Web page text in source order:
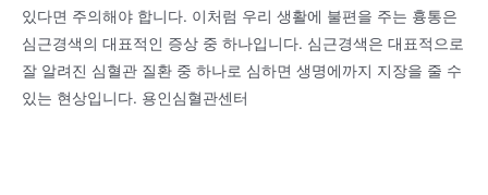
있다면 주의해야 합니다. 이처럼 우리 생활에 불편을 주는 흉통은
심근경색의 대표적인 증상 중 하나입니다. 심근경색은 대표적으로
잘 알려진 심혈관 질환 중 하나로 심하면 생명에까지 지장을 줄 수
있는 현상입니다. 용인심혈관센터